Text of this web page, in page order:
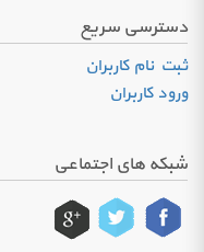
دسترسی سریع
ثبت نام کاربران
ورود کاربران
شبکه های اجتماعی